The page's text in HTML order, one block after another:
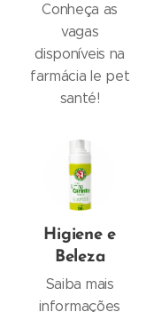
Conheça as
vagas
disponíveis na
farmácia le pet
santé!
Higiene e
Beleza
Saiba mais
informações